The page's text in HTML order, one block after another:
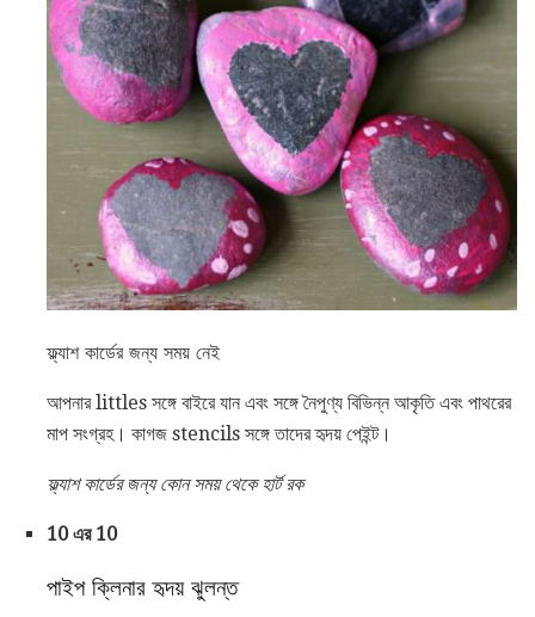
ফ্ল্যাশ কার্ডের জন্য সময় নেই
আপনার littles সঙ্গে বাইরে যান এবং সঙ্গে নৈপুণ্য বিভিন্ন আকৃতি এবং পাথরের
মাপ সংগ্রহ। কাগজ stencils সঙ্গে তাদের হৃদয় পেইন্ট।
ফ্ল্যাশ কার্ডের জন্য কোন সময় থেকে হার্ট রক
10 এর 10
পাইপ ক্লিনার হৃদয় ঝুলন্ত